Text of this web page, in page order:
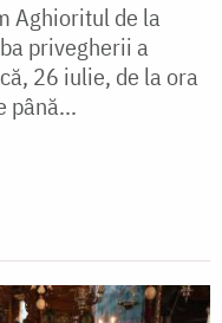
Aghioritul de la
privegherii a
26 iulie, de la ora
până...